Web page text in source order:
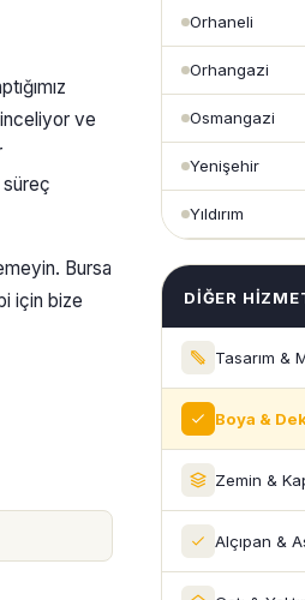
ve
süreç
Bursa
için bize
Orhaneli
Orhangazi
Osmangazi
Yenişehir
Yıldırım
DIĞER
Tasarım &
Boya &
Zemin &
Alçıpan &